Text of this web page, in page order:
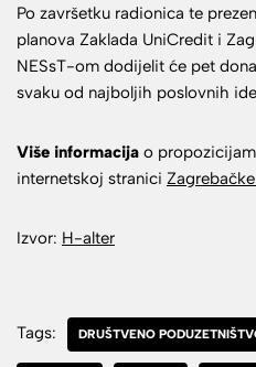
Po završetku radionica te
planova Zaklada UniCredit i
NESsT-om dodijelit će pet
svaku od najboljih poslovnih
Više informacija o
internetskoj stranici
Izvor: H-alter
Tags: DRUŠTVENO